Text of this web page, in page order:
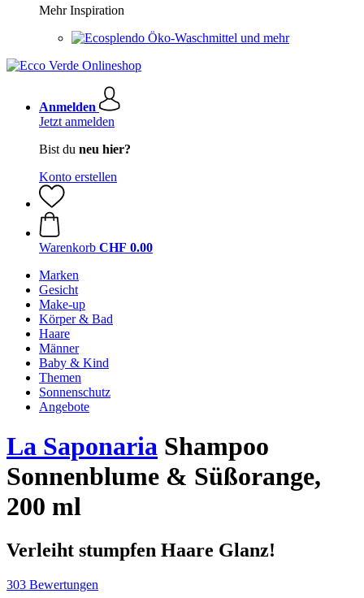
Mehr Inspiration
Öko-Waschmittel und mehr
Anmelden
Jetzt anmelden
Bist du neu hier?
Konto erstellen
Warenkorb CHF 0.00
Marken
Gesicht
Make-up
Körper & Bad
Haare
Männer
Baby & Kind
Themen
Sonnenschutz
Angebote
La Saponaria Shampoo
Sonnenblume & Süßorange,
200 ml
Verleiht stumpfen Haare Glanz!
303 Bewertungen